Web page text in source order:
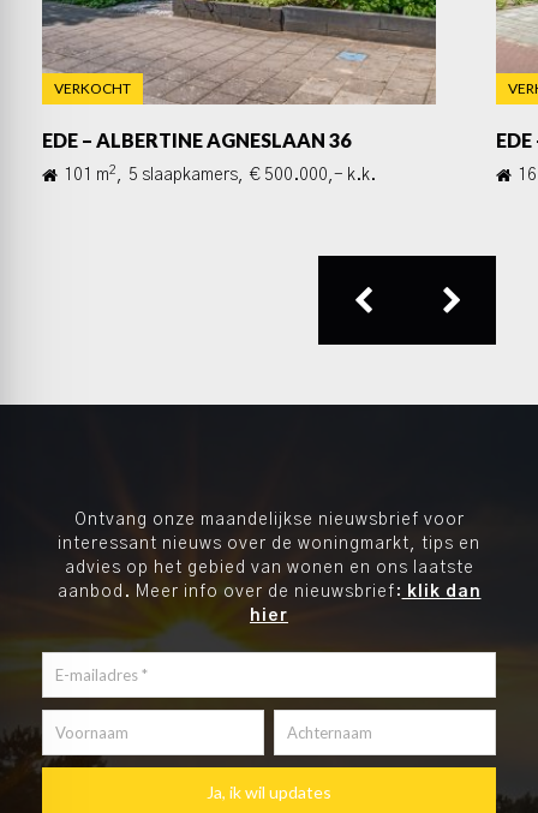
VERKOCHT
EDE – ALBERTINE AGNESLAAN 36
101 m2 , 5 slaapkamers, € 500.000,- k.k.
Ontvang onze maandelijkse nieuwsbrief voor
interessant nieuws over de woningmarkt, tips en
advies op het gebied van wonen en ons laatste
aanbod. Meer info over de nieuwsbrief: klik dan
hier